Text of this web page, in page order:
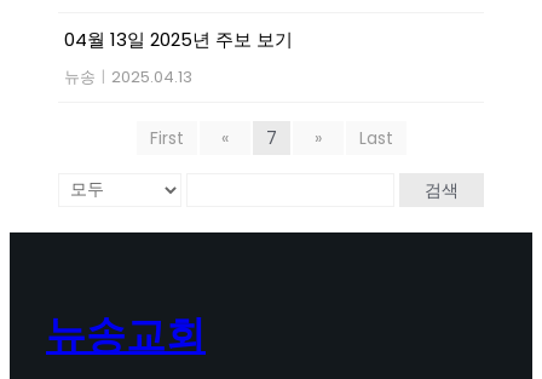
04월 13일 2025년 주보 보기
뉴송 | 2025.04.13
First « 7 » Last
검색
뉴송교회